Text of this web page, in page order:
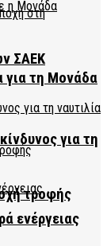
για τη Μονάδα
τροφής
ΣΑΕΚ
για τη
ενέργειας